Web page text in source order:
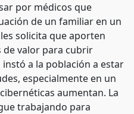
por médicos que
de un familiar en un
solicita que aporten
de valor para cubrir
a la población a estar
especialmente en un
aumentan. La
trabajando para